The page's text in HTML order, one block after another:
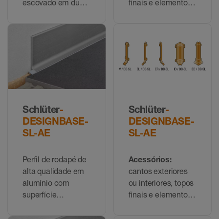
escovado em duas
finais e elementos
EB
Schlüter-
DESIGNBASE-
SL-AE
Perfil de rodapé de
alta qualidade em
alumínio com
superfície
Schlüter-
DESIGNBASE-
SL-AE
Acessórios:
cantos exteriores
ou interiores, topos
finais e elementos